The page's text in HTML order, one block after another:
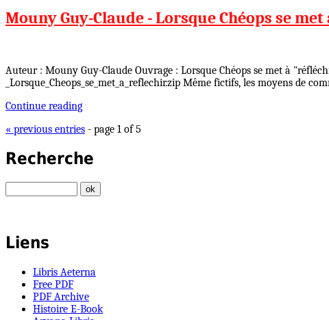
Mouny Guy-Claude - Lorsque Chéops se
Auteur : Mouny Guy-Claude Ouvrage : Lorsque Chéops se met à
_Lorsque_Cheops_se_met_a_reflechir.zip Même fictifs, les moyens
Continue reading
« previous entries - page 1 of 5
Recherche
Liens
Libris Aeterna
Free PDF
PDF Archive
Histoire E-Book